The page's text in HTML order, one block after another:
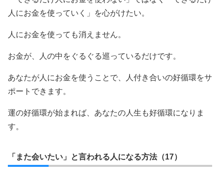
人にお金を使っていく」を心がけたい。
人にお金を使っても消えません。
お金が、人の中をぐるぐる巡っているだけです。
あなたが人にお金を使うことで、人付き合いの好循環をサ
ポートできます。
運の好循環が始まれば、あなたの人生も好循環になりま
す。
「また会いたい」と言われる人になる方法（17）